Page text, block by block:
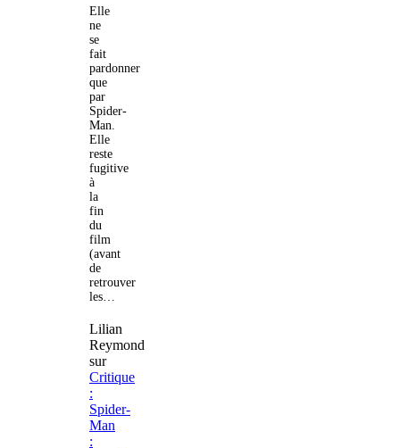
Elle
ne
se
fait
pardonner
que
par
Spider-
Man.
Elle
reste
fugitive
à
la
fin
du
film
(avant
de
retrouver
les…
Lilian
Reymond
sur
Critique
:
Spider-
Man
: